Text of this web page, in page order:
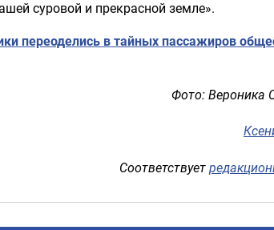
суровой и прекрасной земле».
переоделись в тайных пассажиров
Фото: Вероника
Соответствует